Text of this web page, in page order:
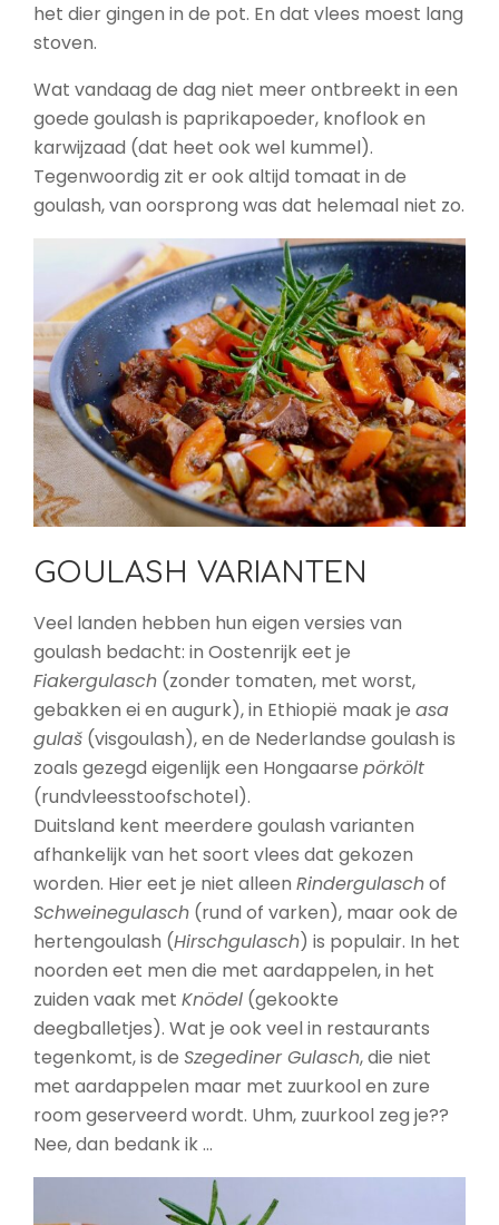
het dier gingen in de pot. En dat vlees moest lang
stoven.
Wat vandaag de dag niet meer ontbreekt in een
goede goulash is paprikapoeder, knoflook en
karwijzaad (dat heet ook wel kummel).
Tegenwoordig zit er ook altijd tomaat in de
goulash, van oorsprong was dat helemaal niet zo.
GOULASH VARIANTEN
Veel landen hebben hun eigen versies van
goulash bedacht: in Oostenrijk eet je
Fiakergulasch (zonder tomaten, met worst,
gebakken ei en augurk), in Ethiopië maak je asa
gulaš (visgoulash), en de Nederlandse goulash is
zoals gezegd eigenlijk een Hongaarse pörkölt
(rundvleesstoofschotel).
Duitsland kent meerdere goulash varianten
afhankelijk van het soort vlees dat gekozen
worden. Hier eet je niet alleen Rindergulaschof
Schweinegulasch (rund of varken), maar ook de
hertengoulash (Hirschgulasch) is populair. In het
noorden eet men die met aardappelen, in het
zuiden vaak met Knödel (gekookte
deegballetjes). Wat je ook veel in restaurants
tegenkomt, is de Szegediner Gulasch, die niet
met aardappelen maar met zuurkool en zure
room geserveerd wordt. Uhm, zuurkool zeg je??
Nee, dan bedank ik …